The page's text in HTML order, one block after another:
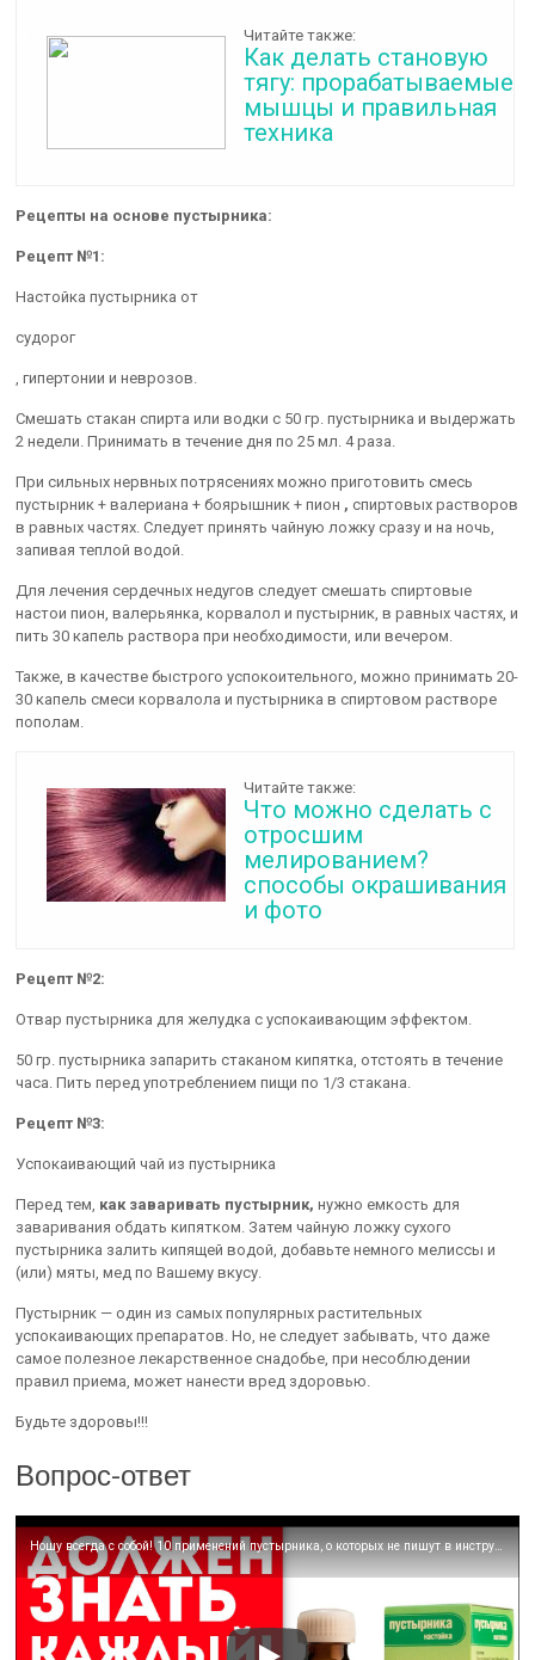
Читайте также:
Как делать становую
тягу: прорабатываемые
мышцы и правильная
техника
Рецепты на основе пустырника:
Рецепт №1:
Настойка пустырника от
судорог
, гипертонии и неврозов.
Смешать стакан спирта или водки с 50 гр. пустырника и выдержать
2 недели. Принимать в течение дня по 25 мл. 4 раза.
При сильных нервных потрясениях можно приготовить смесь
пустырник + валериана + боярышник + пион ,спиртовых растворов
в равных частях. Следует принять чайную ложку сразу и на ночь,
запивая теплой водой.
Для лечения сердечных недугов следует смешать спиртовые
настоипион, валерьянка, корвалол и пустырник, в равных частях, и
пить 30 капель раствора при необходимости, или вечером.
Также, в качестве быстрого успокоительного, можно принимать 20-
30 капель смесикорвалола и пустырника в спиртовом растворе
пополам.
Читайте также:
Что можно сделать с
отросшим
мелированием?
способы окрашивания
и фото
Рецепт №2:
Отвар пустырника для желудка с успокаивающим эффектом.
50 гр. пустырника запарить стаканом кипятка, отстоять в течение
часа. Пить перед употреблением пищи по 1/3 стакана.
Рецепт №3:
Успокаивающий чай из пустырника
Перед тем, как заваривать пустырник, нужно емкость для
заваривания обдать кипятком. Затем чайную ложку сухого
пустырника залить кипящей водой, добавьте немного мелиссы и
(или) мяты, мед по Вашему вкусу.
Пустырник — один из самых популярных растительных
успокаивающих препаратов. Но, не следует забывать, что даже
самое полезное лекарственное снадобье, при несоблюдении
правил приема, может нанести вред здоровью.
Будьте здоровы!!!
Вопрос-ответ
Ношу всегда с собой! 10 применений пустырника, о которых не пишут в инструкции